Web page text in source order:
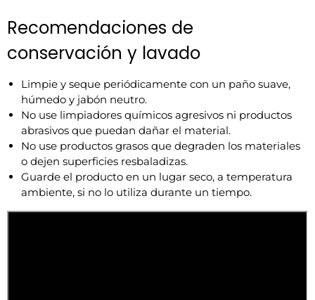
Recomendaciones de
conservación y lavado
Limpie y seque periódicamente con un paño suave,
húmedo y jabón neutro.
No use limpiadores químicos agresivos ni productos
abrasivos que puedan dañar el material.
No use productos grasos que degraden los materiales
o dejen superficies resbaladizas.
Guarde el producto en un lugar seco, a temperatura
ambiente, si no lo utiliza durante un tiempo.